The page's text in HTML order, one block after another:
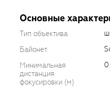
Основные
Тип объектива
Байонет
Минимальная
дистанция
фокусировки (м)